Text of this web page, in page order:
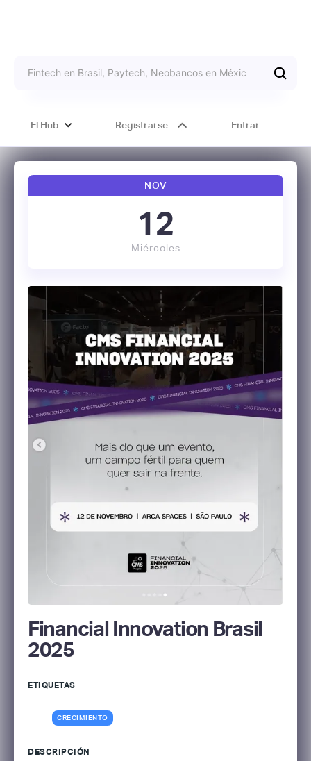
El Hub Registrarse Entrar
NOV
12
Miércoles
Financial Innovation Brasil
2025
ETIQUETAS
CRECIMIENTO
DESCRIPCIÓN